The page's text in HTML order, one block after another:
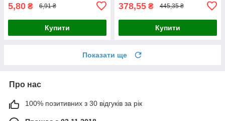
5,80 ₴ 6,91 ₴
Купити
378,55 ₴ 445,35 ₴
Купити
Показати ще
Про нас
100% позитивних з 30 відгуків за рік